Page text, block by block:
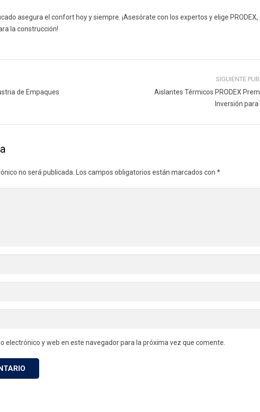
asegura el confort hoy y siempre. ¡Asesórate con los expertos y elige PRODEX,
la construcción!
de Empaques
SIGUIENTE
Aislantes Térmicos PRODEX
Inversión para
no será publicada. Los campos obligatorios están marcados con *
electrónico y web en este navegador para la próxima vez que comente.